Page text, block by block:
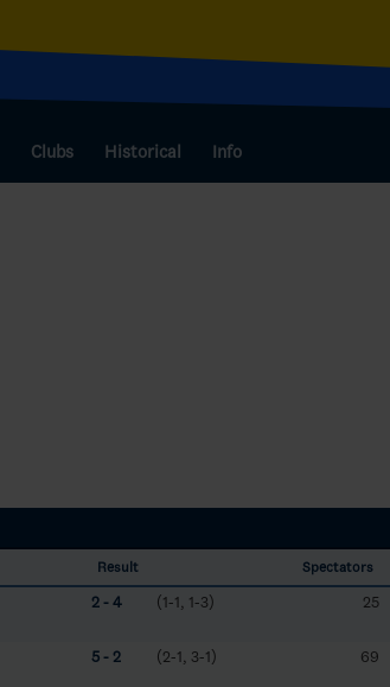
Clubs Historical Info
Result Spectators
2 - 4 (1-1, 1-3) 25
5 - 2 (2-1, 3-1) 69